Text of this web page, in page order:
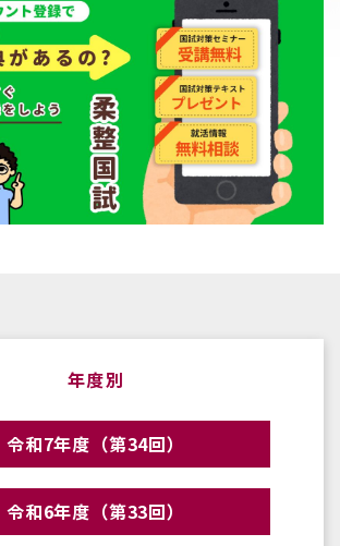
年度別
令和7年度（第34回）
令和6年度（第33回）